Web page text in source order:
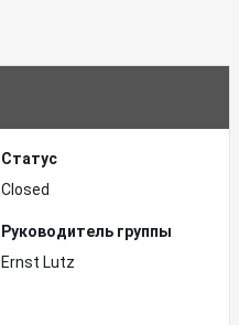
Статус
Closed
Руководитель группы
Ernst Lutz